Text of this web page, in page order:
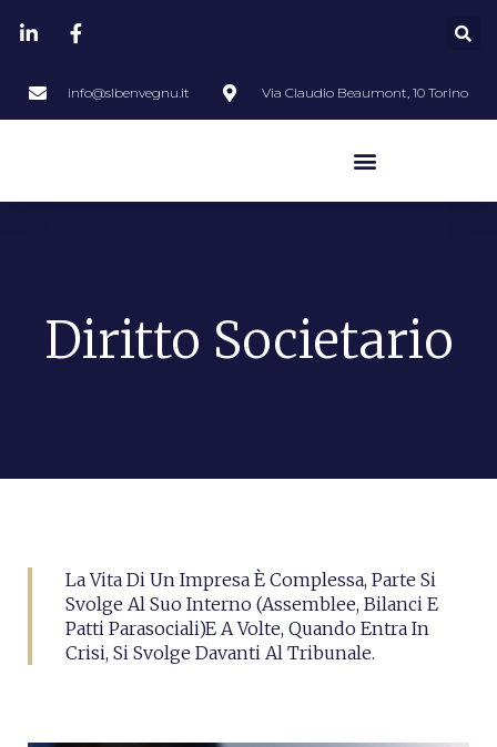
info@slbenvegnu.it Via Claudio Beaumont, 10 Torino
Diritto Societario
La Vita Di Un Impresa È Complessa, Parte Si
Svolge Al Suo Interno (assemblee, Bilanci E
Patti Parasociali)e A Volte, Quando Entra In
Crisi, Si Svolge Davanti Al Tribunale.